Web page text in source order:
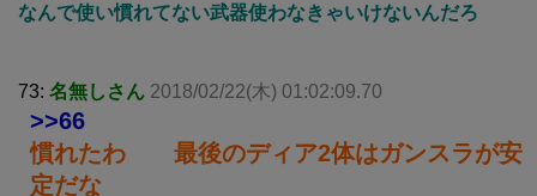
なんで使い慣れてない武器使わなきゃいけないんだろ
73: 名無しさん 2018/02/22(木) 01:02:09.70
>>66
慣れたわ 最後のディア2体はガンスラが安
定だな